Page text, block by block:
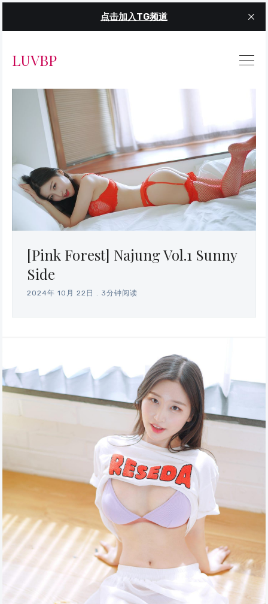
点击加入TG频道
LUVBP
[Pink Forest] Najung Vol.1 Sunny
Side
2024年 10月 22日 3分钟阅读